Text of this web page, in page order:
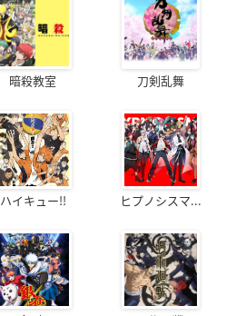
暗殺教室 刀剣乱舞
ハイキュー!! ヒプノシスマ...